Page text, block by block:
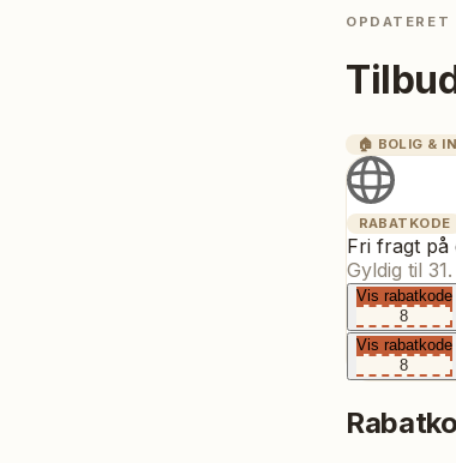
OPDATERET
🏠 BOLIG &
RABATKODE
Fri fragt
Gyldig til
Vis rabatkode
8
Vis rabatkode
8